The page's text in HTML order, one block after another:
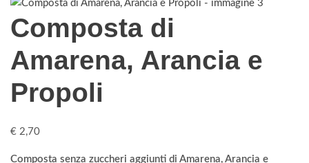
Composta di
Amarena, Arancia e
Propoli
€ 2,70
Composta senza zuccheri aggiunti di Amarena, Arancia e